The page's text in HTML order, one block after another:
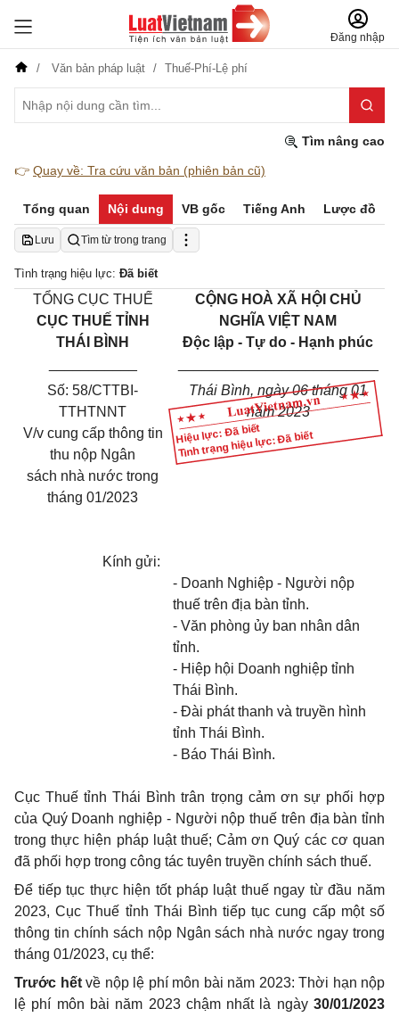
Đăng nhập
Văn bản pháp luật Thuế-Phí-Lệ phí
Tìm nâng cao
👉 Quay về: Tra cứu văn bản (phiên bản cũ)
Tổng quan Nội dung VB gốc Tiếng Anh Lược đồ
Lưu Tìm từ trong trang
Tình trạng hiệu lực: Đã biết
Hiệu lực: Đã biết
Tình trạng hiệu lực: Đã biết
TỔNG CỤC THUẾ
CỤC THU Ế TỈNH
THÁI BÌNH
CỘNG HOÀ XÃ HỘI CHỦ
NGHĨA VIỆT NAM
Độc lập - Tự do - Hạnh phúc
Số: 58/CTTBI -
TTHTNNT
V/v cung cấp thông tin
thu nộp Ngân
sách nhà nước trong
tháng 01/2023
Thái Bình, ngày 06 tháng 01
năm 2023
Kính gửi:
- Doanh Nghiệp - Người nộp
thuế trên địa bàn tỉnh.
- Văn phòng ủy ban nhân dân
tỉnh.
- Hiệp hội Doanh nghiệp tỉnh
Thái Bình.
- Đài phát thanh và truyền hình
tỉnh Thái Bình.
- Báo Thái Bình.
Cục Thuế tỉnh Thái Bình trân trọng cảm ơn sự phối hợp
của Quý Doanh nghiệp - Người nộp thuế trên địa bàn tỉnh
trong thực hiện pháp luật thuế; Cảm ơn Quý các cơ quan
đã phối hợp trong công tác tuyên truyền chính sách thuế.
Để tiếp tục thực hiện tốt pháp luật thuế ngay từ đầu năm
2023, Cục Thuế tỉnh Thái Bình tiếp tục cung cấp một số
thông tin chính sách nộp Ngân sách nhà nước ngay trong
tháng 01/2023, cụ thể:
Trước hết về nộp lệ phí môn bài năm 2023: Thời hạn nộp
lệ phí môn bài năm 2023 chậm nhất là ngày 30/01/2023